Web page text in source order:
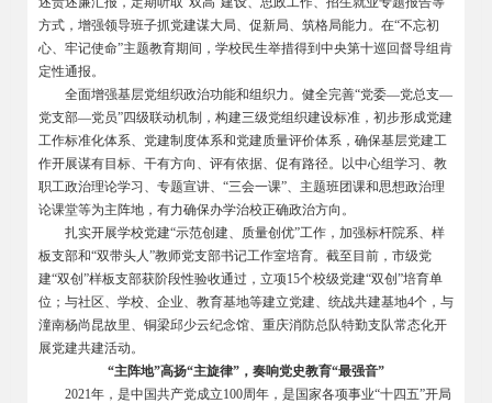
方式，增强领导班子抓党建谋大局、促新局、筑格局能力。在“不忘初
心、牢记使命”主题教育期间，学校民生举措得到中央第十巡回督导组肯
定性通报。
全面增强基层党组织政治功能和组织力。健全完善“党委—党总支—
党支部—党员”四级联动机制，构建三级党组织建设标准，初步形成党建
工作标准化体系、党建制度体系和党建质量评价体系，确保基层党建工
作开展谋有目标、干有方向、评有依据、促有路径。以中心组学习、教
职工政治理论学习、专题宣讲、“三会一课”、主题班团课和思想政治理
论课堂等为主阵地，有力确保办学治校正确政治方向。
扎实开展学校党建“示范创建、质量创优”工作，加强标杆院系、样
板支部和“双带头人”教师党支部书记工作室培育。截至目前，市级党
建“双创”样板支部获阶段性验收通过，立项15个校级党建“双创”培育单
位；与社区、学校、企业、教育基地等建立党建、统战共建基地4个，与
潼南杨尚昆故里、铜梁邱少云纪念馆、重庆消防总队特勤支队常态化开
展党建共建活动。
“主阵地”高扬“主旋律”，奏响党史教育“最强音”
2021年，是中国共产党成立100周年，是国家各项事业“十四五”开局